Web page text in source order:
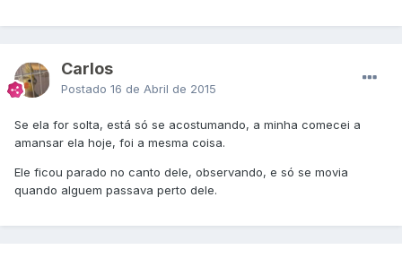
CarIos
Postado 16 de Abril de 2015
Se ela for solta, está só se acostumando, a minha comecei a
amansar ela hoje, foi a mesma coisa.
Ele ficou parado no canto dele, observando, e só se movia
quando alguem passava perto dele.